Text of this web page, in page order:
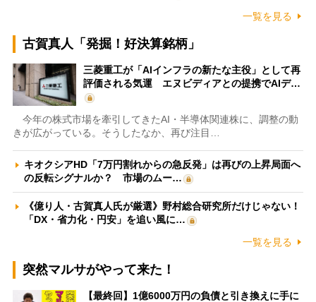
一覧を見る
古賀真人「発掘！好決算銘柄」
三菱重工が「AIインフラの新たな主役」として再
評価される気運 エヌビディアとの提携でAIデ…
今年の株式市場を牽引してきたAI・半導体関連株に、調整の動
きが広がっている。そうしたなか、再び注目…
キオクシアHD「7万円割れからの急反発」は再びの上昇局面へ
の反転シグナルか？ 市場のムー…
《億り人・古賀真人氏が厳選》野村総合研究所だけじゃない！
「DX・省力化・円安」を追い風に…
一覧を見る
突然マルサがやって来た！
【最終回】1億6000万円の負債と引き換えに手に